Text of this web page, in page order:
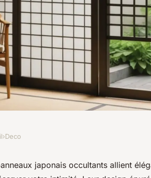
occultants
›Deco
japonais occultants allient